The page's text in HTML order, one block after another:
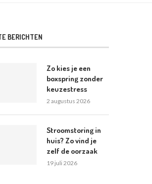
BERICHTEN
Zo kies je een
boxspring zonder
keuzestress
2 augustus 2026
Stroomstoring in
huis? Zo vind je
zelf de oorzaak
19 juli 2026